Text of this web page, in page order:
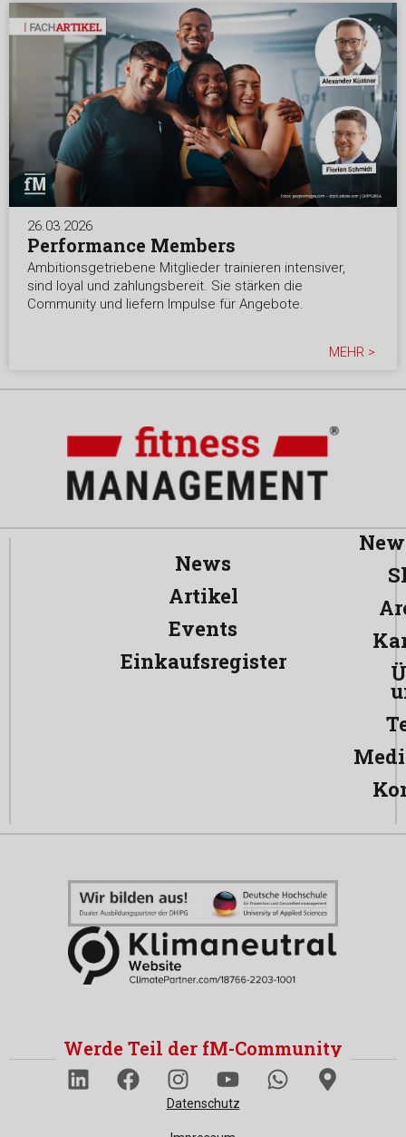
26.03.2026
Performance Members
Ambitionsgetriebene Mitglieder trainieren intensiver,
sind loyal und zahlungsbereit. Sie stärken die
Community und liefern Impulse für Angebote.
MEHR >
News
Artikel
Events
Einkaufsregister
Werde Teil der fM-Community
Datenschutz